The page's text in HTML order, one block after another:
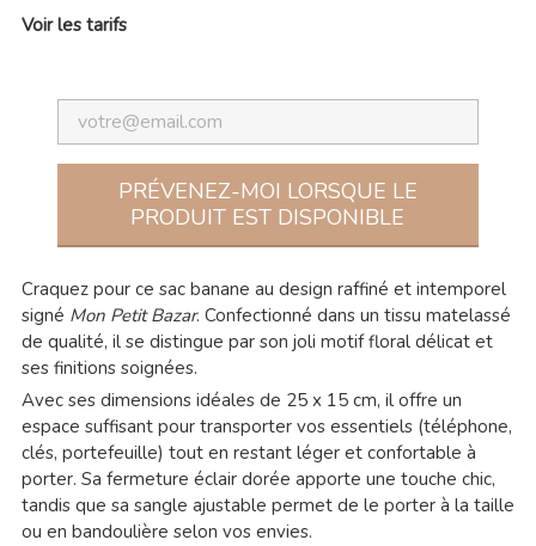
Voir les tarifs
PRÉVENEZ-MOI LORSQUE LE
PRODUIT EST DISPONIBLE
Craquez pour ce sac banane au design raffiné et intemporel
signé Mon Petit Bazar. Confectionné dans un tissu matelassé
de qualité, il se distingue par son joli motif floral délicat et
ses finitions soignées.
Avec ses dimensions idéales de 25 x 15 cm, il offre un
espace suffisant pour transporter vos essentiels (téléphone,
clés, portefeuille) tout en restant léger et confortable à
porter. Sa fermeture éclair dorée apporte une touche chic,
tandis que sa sangle ajustable permet de le porter à la taille
ou en bandoulière selon vos envies.